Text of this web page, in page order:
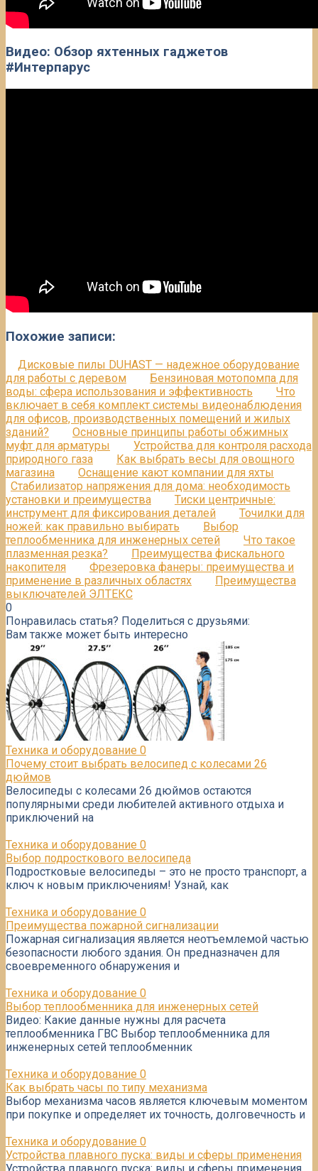
Видео: Обзор яхтенных гаджетов
#Интерпарус
Похожие записи:
Дисковые пилы DUHAST — надежное оборудование
для работы с деревом
Бензиновая мотопомпа для
воды: сфера использования и эффективность
Что
включает в себя комплект системы видеонаблюдения
для офисов, производственных помещений и жилых
зданий?
Основные принципы работы обжимных
муфт для арматуры
Устройства для контроля расхода
природного газа
Как выбрать весы для овощного
магазина
Оснащение кают компании для яхты
Стабилизатор напряжения для дома: необходимость
установки и преимущества
Тиски центричные:
инструмент для фиксирования деталей
Точилки для
ножей: как правильно выбирать
Выбор
теплообменника для инженерных сетей
Что такое
плазменная резка?
Преимущества фискального
накопителя
Фрезеровка фанеры: преимущества и
применение в различных областях
Преимущества
выключателей ЭЛТЕКС
0
Понравилась статья? Поделиться с друзьями:
Вам также может быть интересно
Техника и оборудование 0
Почему стоит выбрать велосипед с колесами 26
дюймов
Велосипеды с колесами 26 дюймов остаются
популярными среди любителей активного отдыха и
приключений на
Техника и оборудование 0
Выбор подросткового велосипеда
Подростковые велосипеды – это не просто транспорт, а
ключ к новым приключениям! Узнай, как
Техника и оборудование 0
Преимущества пожарной сигнализации
Пожарная сигнализация является неотъемлемой частью
безопасности любого здания. Он предназначен для
своевременного обнаружения и
Техника и оборудование 0
Выбор теплообменника для инженерных сетей
Видео: Какие данные нужны для расчета
теплообменника ГВС Выбор теплообменника для
инженерных сетей теплообменник
Техника и оборудование 0
Как выбрать часы по типу механизма
Выбор механизма часов является ключевым моментом
при покупке и определяет их точность, долговечность и
Техника и оборудование 0
Устройства плавного пуска: виды и сферы применения
Устройства плавного пуска: виды и сферы применения